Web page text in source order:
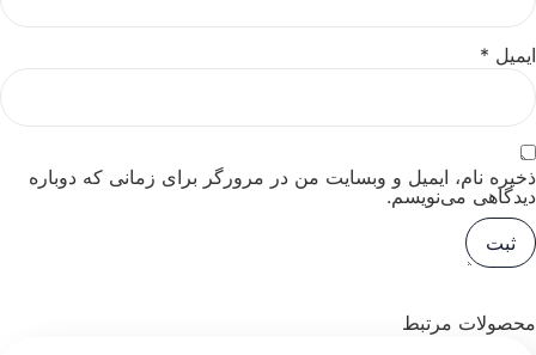
ایمیل *
ذخیره نام، ایمیل و وبسایت من در مرورگر برای زمانی که دوباره
دیدگاهی می‌نویسم.
محصولات مرتبط